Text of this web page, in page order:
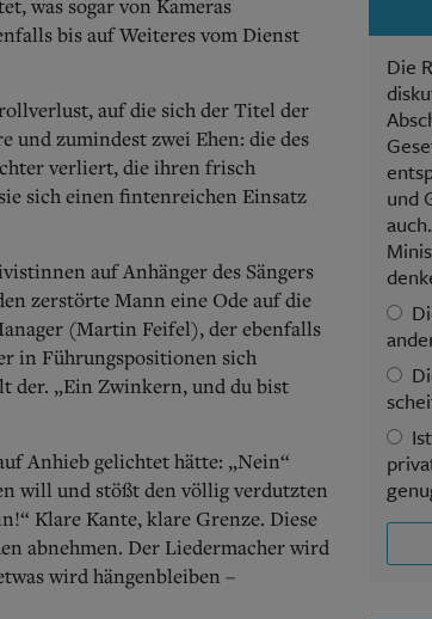
was sogar von Kameras
bis auf Weiteres vom Dienst
auf die sich der Titel der
und zumindest zwei Ehen: die des
verliert, die ihren frisch
sich einen fintenreichen Einsatz
auf Anhänger des Sängers
zerstörte Mann eine Ode auf die
(Martin Feifel), der ebenfalls
in Führungspositionen sich
der. „Ein Zwinkern, und du bist
Anhieb gelichtet hätte: „Nein“
will und stößt den völlig verdutzten
Klare Kante, klare Grenze. Diese
abnehmen. Der Liedermacher wird
wird hängenbleiben –
Die
und